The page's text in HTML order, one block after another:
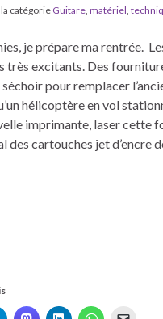
catégorieGuitare, matériel,
je prépare ma rentrée.
très excitants. Des
pour remplacer
hélicoptère en vol
imprimante, laser cette
des cartouches jet d’encre